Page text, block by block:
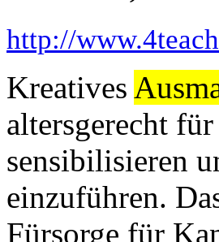
http://
Kreatives
altersgerecht
sensibilisieren
einzuführen.
Fürsorge für